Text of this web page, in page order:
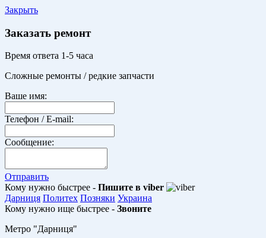
Закрыть
Заказать ремонт
Время ответа 1-5 часа
Сложные ремонты / редкие запчасти
Ваше имя:
Телефон / E-mail:
Сообщение:
Отправить
Кому нужно быстрее - Пишите в viber
Дарниця Политех Позняки Украина
Кому нужно ище быстрее - Звоните
Метро "Дарниця"